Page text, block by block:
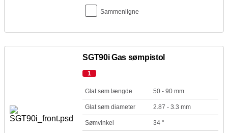
Sammenligne
SGT90i Gas sømpistol
1
Glat søm længde 50 - 90 mm
Glat søm diameter 2.87 - 3.3 mm
Sømvinkel 34 °